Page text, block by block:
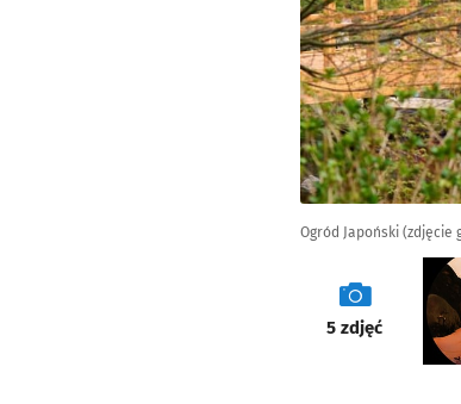
Ogród Japoński (zdjęcie
galeria
5 zdjęć